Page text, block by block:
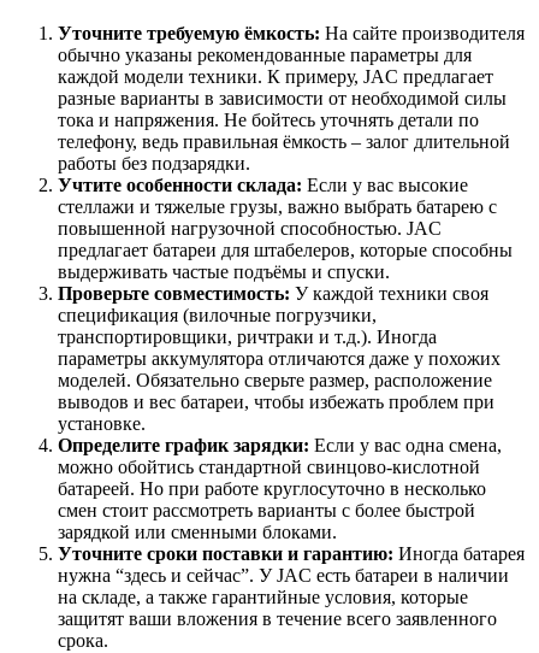
Уточните требуемую ёмкость: На сайте производителя
обычно указаны рекомендованные параметры для
каждой модели техники. К примеру, JAC предлагает
разные варианты в зависимости от необходимой силы
тока и напряжения. Не бойтесь уточнять детали по
телефону, ведь правильная ёмкость – залог длительной
работы без подзарядки.
Учтите особенности склада: Если у вас высокие
стеллажи и тяжелые грузы, важно выбрать батарею с
повышенной нагрузочной способностью. JAC
предлагает батареи для штабелеров, которые способны
выдерживать частые подъёмы и спуски.
Проверьте совместимость: У каждой техники своя
спецификация (вилочные погрузчики,
транспортировщики, ричтраки и т.д.). Иногда
параметры аккумулятора отличаются даже у похожих
моделей. Обязательно сверьте размер, расположение
выводов и вес батареи, чтобы избежать проблем при
установке.
Определите график зарядки: Если у вас одна смена,
можно обойтись стандартной свинцово-кислотной
батареей. Но при работе круглосуточно в несколько
смен стоит рассмотреть варианты с более быстрой
зарядкой или сменными блоками.
Уточните сроки поставки и гарантию: Иногда батарея
нужна “здесь и сейчас”. У JAC есть батареи в наличии
на складе, а также гарантийные условия, которые
защитят ваши вложения в течение всего заявленного
срока.